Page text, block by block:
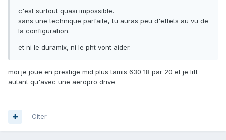
c'est surtout quasi impossible.
sans une technique parfaite, tu auras peu d'effets au vu de
la configuration.
et ni le duramix, ni le pht vont aider.
moi je joue en prestige mid plus tamis 630 18 par 20 et je lift
autant qu'avec une aeropro drive
Citer